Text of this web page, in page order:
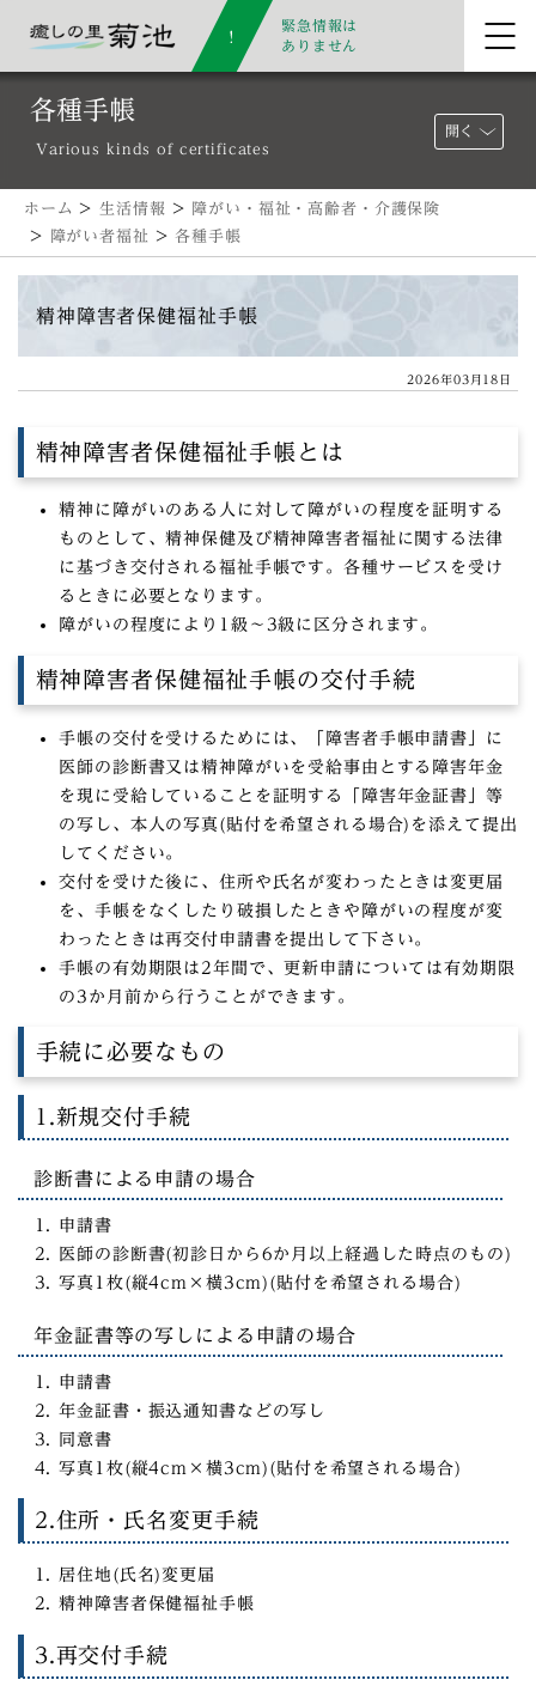
緊急情報は
ありません
各種手帳
Various kinds of certificates
開く
ホーム >生活情報 >
障がい・福祉・高齢者・介護保険
>
障がい者福祉 >各種手帳
精神障害者保健福祉手帳
2026年03月18日
精神障害者保健福祉手帳とは
精神に障がいのある人に対して障がいの程度を証明する
ものとして、精神保健及び精神障害者福祉に関する法律
に基づき交付される福祉手帳です。各種サービスを受け
るときに必要となります。
障がいの程度により1級～3級に区分されます。
精神障害者保健福祉手帳の交付手続
手帳の交付を受けるためには、「障害者手帳申請書」に
医師の診断書又は精神障がいを受給事由とする障害年金
を現に受給していることを証明する「障害年金証書」等
の写し、本人の写真(貼付を希望される場合)を添えて提出
してください。
交付を受けた後に、住所や氏名が変わったときは変更届
を、手帳をなくしたり破損したときや障がいの程度が変
わったときは再交付申請書を提出して下さい。
手帳の有効期限は2年間で、更新申請については有効期限
の3か月前から行うことができます。
手続に必要なもの
1.新規交付手続
診断書による申請の場合
申請書
医師の診断書(初診日から6か月以上経過した時点のもの)
写真1枚(縦4cm×横3cm)(貼付を希望される場合)
年金証書等の写しによる申請の場合
申請書
年金証書・振込通知書などの写し
同意書
写真1枚(縦4cm×横3cm)(貼付を希望される場合)
2.住所・氏名変更手続
居住地(氏名)変更届
精神障害者保健福祉手帳
3.再交付手続